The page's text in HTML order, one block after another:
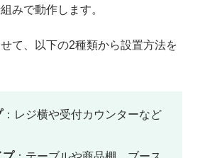
みで動作します。
て、以下の2種類から設置方法を
：レジ横や受付カウンターなど